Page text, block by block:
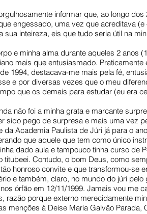
informar que, ao longo
engessado, uma vez que acreditava
sua inteireza, eis que tudo seria útil na
e minha alma durante aqueles 2 anos
mais que entusiasmado.
1994, destacava-me mais pela fé,
e por diversas vezes que o meu
que os demais para estudar (eu era
não foi a minha grata e marcante
sido pego de surpresa e mais uma vez
da Academia Paulista de Júri já para o
que aquele que tem como único
dado aula e tampouco tinha curso de
titubeei. Contudo, o bom Deus, como
honroso convite e que transformou-se
e também, claro, no mundo do júri
órfão em 12/11/1999. Jamais vou me
razão porque externo merecidamente
menções à Deise Maria Galvão Parada,